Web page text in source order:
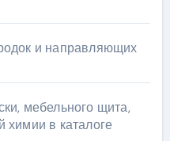
и направляющих
мебельного щита,
в каталоге